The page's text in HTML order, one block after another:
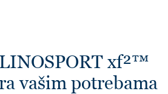
xf²™
vašim potrebama